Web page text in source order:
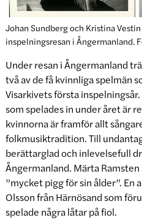
Johan Sundberg och Kristina
inspelningsresan i Ångermanland.
Under resan i Ångermanland
två av de få kvinnliga spelmän
Visarkivets första
som spelades in under året är
kvinnorna är framför allt
folkmusiktradition. Till
berättarglad och inlevelsefull
Ångermanland. Märta
”mycket pigg för sin ålder”. En
Olsson från Härnösand som
spelade några låtar på fiol.